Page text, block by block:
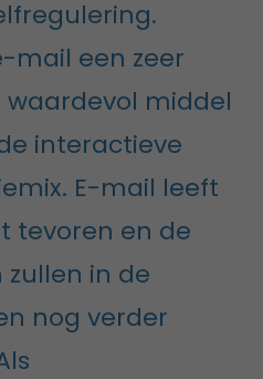
mail een zeer
waardevol middel
interactieve
E-mail leeft
tevoren en de
in de
nog verder